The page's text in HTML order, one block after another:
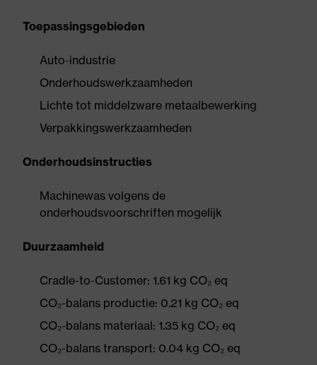
Toepassingsgebieden
Auto-industrie
Onderhoudswerkzaamheden
Lichte tot middelzware metaalbewerking
Verpakkingswerkzaamheden
Onderhoudsinstructies
Machinewas volgens de
onderhoudsvoorschriften mogelijk
Duurzaamheid
Cradle-to-Customer: 1.61 kg CO₂ eq
CO₂-balans productie: 0.21 kg CO₂ eq
CO₂-balans materiaal: 1.35 kg CO₂ eq
CO₂-balans transport: 0.04 kg CO₂ eq